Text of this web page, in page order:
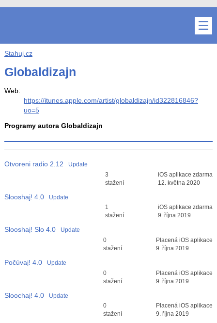
Stahuj.cz
Globaldizajn
Web:
https://itunes.apple.com/artist/globaldizajn/id322816846?
uo=5
Programy autora Globaldizajn
Otvoreni radio 2.12
Update
Průměr hodnocení
3
stažení
iOS aplikace zdarma
12. května 2020
Slooshaj! 4.0
Update
Průměr hodnocení
1
stažení
iOS aplikace zdarma
9. října 2019
Slooshaj! Slo 4.0
Update
Průměr hodnocení
0
stažení
Placená iOS aplikace
9. října 2019
Počúvaj! 4.0
Update
Průměr hodnocení
0
stažení
Placená iOS aplikace
9. října 2019
Sloochaj! 4.0
Update
Průměr hodnocení
0
stažení
Placená iOS aplikace
9. října 2019